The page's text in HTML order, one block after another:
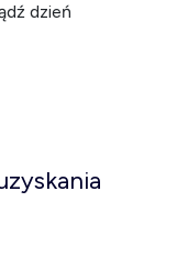
dzień